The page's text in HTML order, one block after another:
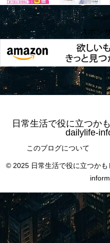
スポン
日常生活で役に立つか
dailylife-
このブログについて
© 2025 日常生活で役に立つか